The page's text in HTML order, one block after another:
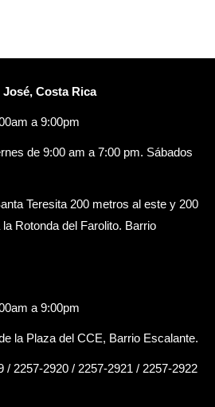
Costa Rica
a 9:00pm
de 9:00 am a 7:00 pm. Sábados
Teresita 200 metros al este y 200
Rotonda del Farolito. Barrio
a 9:00pm
la Plaza del CCE, Barrio Escalante.
/ 2257-2920 / 2257-2921 / 2257-2922